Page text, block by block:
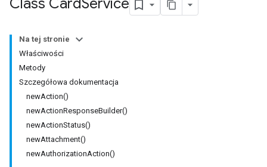
Class CardService
Na tej stronie
Właściwości
Metody
Szczegółowa dokumentacja
newAction()
newActionResponseBuilder()
newActionStatus()
newAttachment()
newAuthorizationAction()